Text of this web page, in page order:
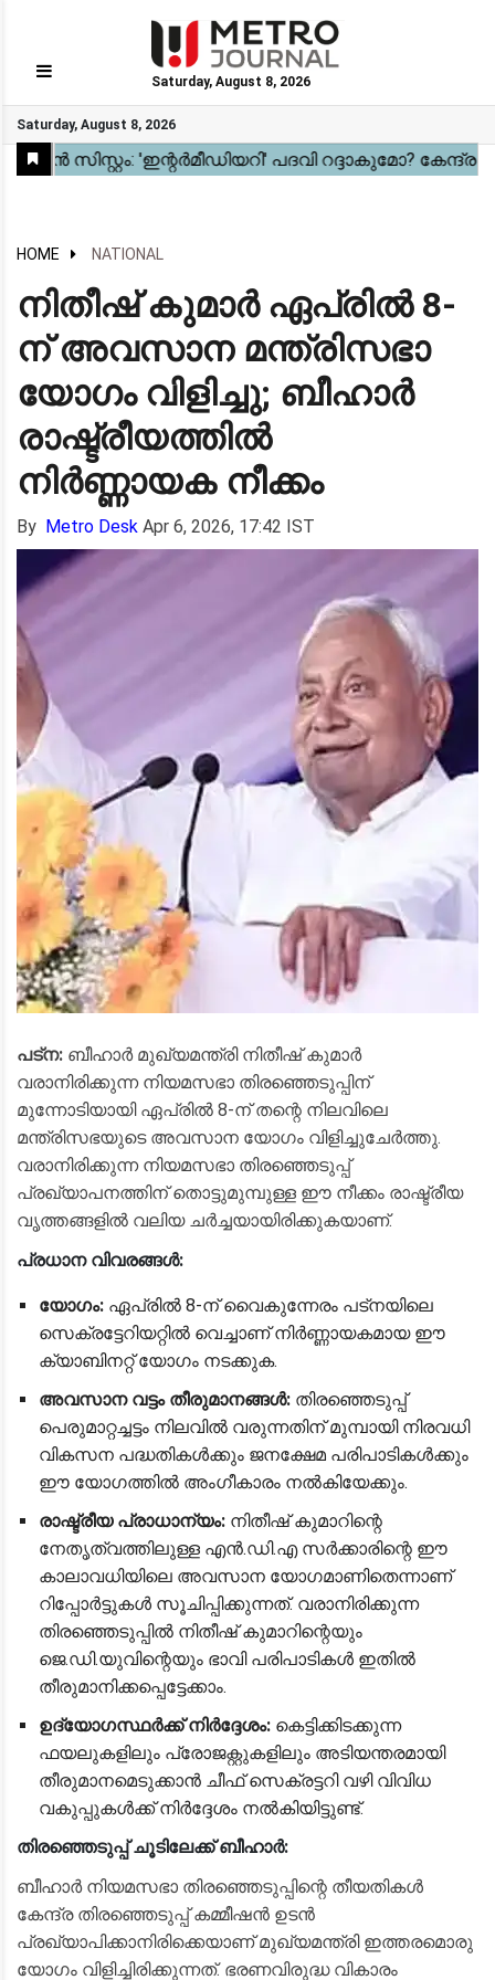
Saturday, August 8, 2026
Saturday, August 8, 2026
GO
Home
Kerala
National
Gulf
World
Sports
Movies
Health
Automobile
Travel
Education
Novel
Business
Technology
Webstory
HOME NATIONAL
നിതീഷ് കുമാർ ഏപ്രിൽ 8-
ന് അവസാന മന്ത്രിസഭാ
യോഗം വിളിച്ചു; ബീഹാർ
രാഷ്ട്രീയത്തിൽ
നിർണ്ണായക നീക്കം
By Metro Desk Apr 6, 2026, 17:42 IST
പട്ന: ബീഹാർ മുഖ്യമന്ത്രി നിതീഷ് കുമാർ
വരാനിരിക്കുന്ന നിയമസഭാ തിരഞ്ഞെടുപ്പിന്
മുന്നോടിയായി ഏപ്രിൽ 8-ന് തന്റെ നിലവിലെ
മന്ത്രിസഭയുടെ അവസാന യോഗം വിളിച്ചുചേർത്തു.
വരാനിരിക്കുന്ന നിയമസഭാ തിരഞ്ഞെടുപ്പ്
പ്രഖ്യാപനത്തിന് തൊട്ടുമുമ്പുള്ള ഈ നീക്കം രാഷ്ട്രീയ
വൃത്തങ്ങളിൽ വലിയ ചർച്ചയായിരിക്കുകയാണ്.
പ്രധാന വിവരങ്ങൾ:
യോഗം: ഏപ്രിൽ 8-ന് വൈകുന്നേരം പട്നയിലെ
സെക്രട്ടേറിയറ്റിൽ വെച്ചാണ് നിർണ്ണായകമായ ഈ
ക്യാബിനറ്റ് യോഗം നടക്കുക.
അവസാന വട്ടം തീരുമാനങ്ങൾ: തിരഞ്ഞെടുപ്പ്
പെരുമാറ്റച്ചട്ടം നിലവിൽ വരുന്നതിന് മുമ്പായി നിരവധി
വികസന പദ്ധതികൾക്കും ജനക്ഷേമ പരിപാടികൾക്കും
ഈ യോഗത്തിൽ അംഗീകാരം നൽകിയേക്കും.
രാഷ്ട്രീയ പ്രാധാന്യം: നിതീഷ് കുമാറിന്റെ
നേതൃത്വത്തിലുള്ള എൻ.ഡി.എ സർക്കാരിന്റെ ഈ
കാലാവധിയിലെ അവസാന യോഗമാണിതെന്നാണ്
റിപ്പോർട്ടുകൾ സൂചിപ്പിക്കുന്നത്. വരാനിരിക്കുന്ന
തിരഞ്ഞെടുപ്പിൽ നിതീഷ് കുമാറിന്റെയും
ജെ.ഡി.യുവിന്റെയും ഭാവി പരിപാടികൾ ഇതിൽ
തീരുമാനിക്കപ്പെട്ടേക്കാം.
ഉദ്യോഗസ്ഥർക്ക് നിർദ്ദേശം: കെട്ടിക്കിടക്കുന്ന
ഫയലുകളിലും പ്രോജക്റ്റുകളിലും അടിയന്തരമായി
തീരുമാനമെടുക്കാൻ ചീഫ് സെക്രട്ടറി വഴി വിവിധ
വകുപ്പുകൾക്ക് നിർദ്ദേശം നൽകിയിട്ടുണ്ട്.
തിരഞ്ഞെടുപ്പ് ചൂടിലേക്ക് ബീഹാർ:
​ബീഹാർ നിയമസഭാ തിരഞ്ഞെടുപ്പിന്റെ തീയതികൾ
കേന്ദ്ര തിരഞ്ഞെടുപ്പ് കമ്മീഷൻ ഉടൻ
പ്രഖ്യാപിക്കാനിരിക്കെയാണ് മുഖ്യമന്ത്രി ഇത്തരമൊരു
യോഗം വിളിച്ചിരിക്കുന്നത്. ഭരണവിരുദ്ധ വികാരം